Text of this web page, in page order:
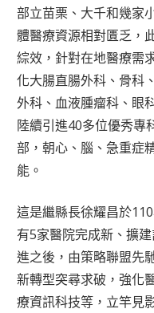
部立苗栗、大千和幾家
體醫療資源相對匱乏，
綜效，針對在地醫療需
化大腸直腸外科、骨科
外科、血液腫瘤科、眼
陸續引進40多位優秀專
部，朝心、腦、急重症
能。
這是繼縣長徐耀昌於
有5家醫院完成新、擴
進之後，由策略聯盟先
新轉型突尋求破，強化
療資訊科技等，立竿見